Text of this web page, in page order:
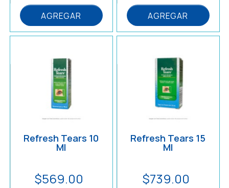
VacunasAGREGAR AGREGAR
Refresh Tears 10
Ml
$569.00
Refresh Tears 15
Ml
$739.00